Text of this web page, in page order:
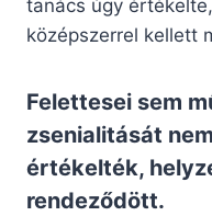
tanács úgy
középszerrel kellett
Felettesei sem
zsenialitását
értékelték,
rendeződött.